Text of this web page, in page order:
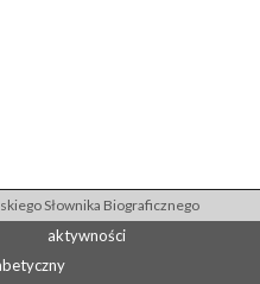
Słownika Biograficznego
aktywności